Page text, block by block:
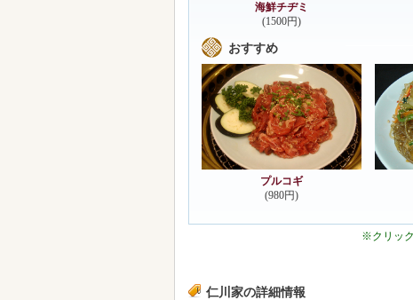
海鮮チヂミ
(1500円)
おすすめ
プルコギ
(980円)
※クリッ
仁川家の詳細情報